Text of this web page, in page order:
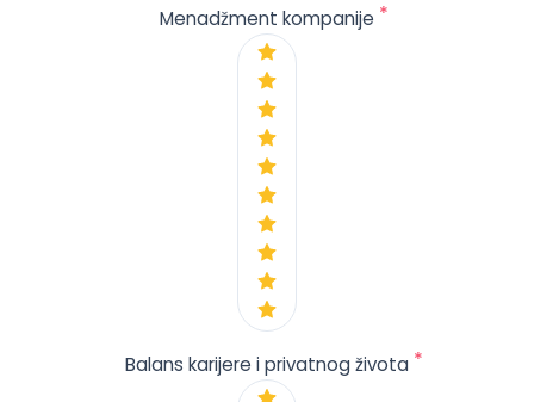
Menadžment kompanije *
Balans karijere i privatnog života *